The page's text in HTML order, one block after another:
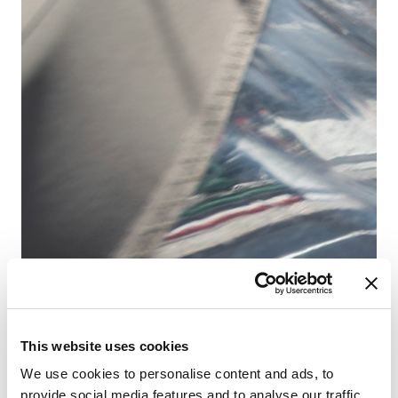
This website uses cookies
We use cookies to personalise content and ads, to
provide social media features and to analyse our traffic.